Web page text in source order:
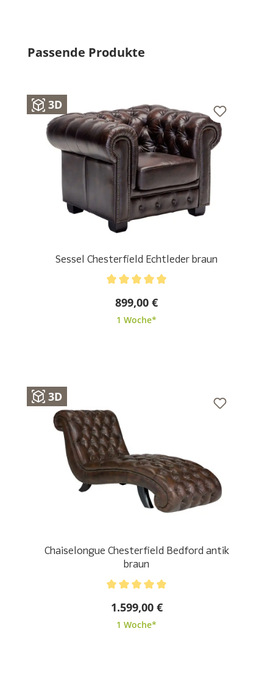
Produktgalerie überspringen
Passende Produkte
3D
Sessel Chesterfield Echtleder braun
899,00 €
1 Woche*
3D
Chaiselongue Chesterfield Bedford antik
braun
1.599,00 €
1 Woche*